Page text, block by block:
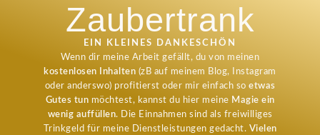
Zaubertrank
EIN KLEINES DANKESCHÖN
Wenn dir meine Arbeit gefällt, du von meinen
kostenlosen Inhalten (zB auf meinem Blog, Instagram
oder anderswo) profitierst oder mir einfach so etwas
Gutes tun möchtest, kannst du hier meine Magie ein
wenig auffüllen. Die Einnahmen sind als freiwilliges
Trinkgeld für meine Dienstleistungen gedacht. Vielen